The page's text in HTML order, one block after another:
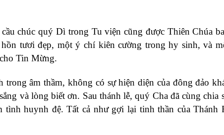
chúc quý Dì trong Tu viện cũng được Thiên Chúa
tươi đẹp, một ý chí kiên cường trong hy sinh, và
Tin Mừng.
trong âm thầm, không có sự hiện diện của đông đảo
và lòng biết ơn. Sau thánh lễ, quý Cha đã cùng
tình huynh đệ. Tất cả như gợi lại tinh thần của Thánh